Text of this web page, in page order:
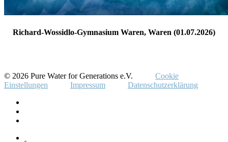
Richard-Wossidlo-Gymnasium Waren, Waren (01.07.2026)
© 2026 Pure Water for Generations e.V.
Cookie
Einstellungen
Impressum Datenschutzerklärung